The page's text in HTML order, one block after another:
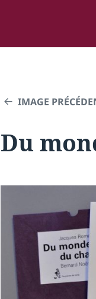
IMAGE
Du